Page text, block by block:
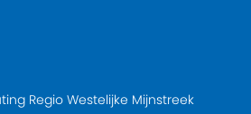
Regio Westelijke Mijnstreek